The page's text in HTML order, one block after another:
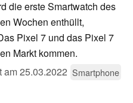
die erste Smartwatch des
Wochen enthüllt,
Pixel 7 und das Pixel 7
Markt kommen.
am25.03.2022 Smartphone